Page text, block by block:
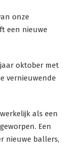
onze
een nieuwe
oktober met
vernieuwende
als een
Een
nieuwe ballers,